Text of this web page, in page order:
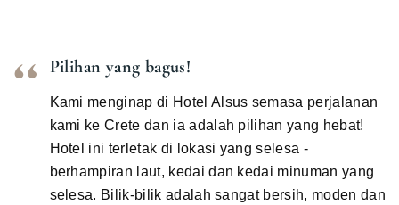
Pilihan yang bagus!
Kami menginap di Hotel Alsus semasa perjalanan
kami ke Crete dan ia adalah pilihan yang hebat!
Hotel ini terletak di lokasi yang selesa -
berhampiran laut, kedai dan kedai minuman yang
selesa. Bilik-bilik adalah sangat bersih, moden dan